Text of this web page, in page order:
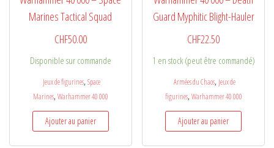
Marines Tactical Squad
CHF50.00
Disponible sur commande
Jeux de figurines,Space
Marines,Warhammer 40 000
Ajouter au panier
Guard Myphitic Blight-Hauler
CHF22.50
1 en stock (peut être commandé)
Armées du Chaos, Jeux de
figurines,Warhammer 40 000
Ajouter au panier